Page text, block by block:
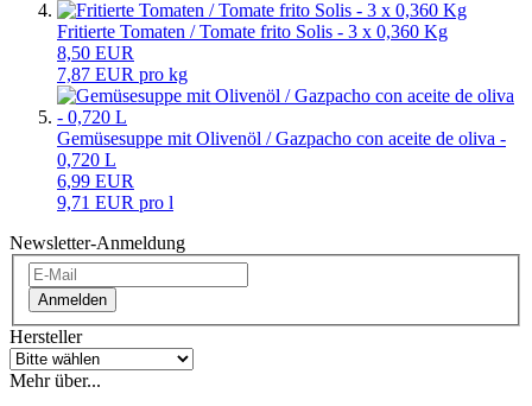
Fritierte Tomaten / Tomate frito Solis - 3 x 0,360 Kg
8,50 EUR
7,87 EUR pro kg
Gemüsesuppe mit Olivenöl / Gazpacho con aceite de oliva -
0,720 L
6,99 EUR
9,71 EUR pro l
Newsletter-Anmeldung
Anmelden
Hersteller
Mehr über...